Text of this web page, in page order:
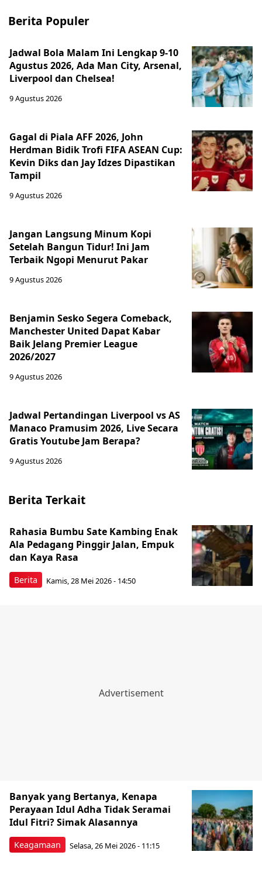
Berita Populer
Jadwal Bola Malam Ini Lengkap 9-10
Agustus 2026, Ada Man City, Arsenal,
Liverpool dan Chelsea!
9 Agustus 2026
Gagal di Piala AFF 2026, John
Herdman Bidik Trofi FIFA ASEAN Cup:
Kevin Diks dan Jay Idzes Dipastikan
Tampil
9 Agustus 2026
Jangan Langsung Minum Kopi
Setelah Bangun Tidur! Ini Jam
Terbaik Ngopi Menurut Pakar
9 Agustus 2026
Benjamin Sesko Segera Comeback,
Manchester United Dapat Kabar
Baik Jelang Premier League
2026/2027
9 Agustus 2026
Jadwal Pertandingan Liverpool vs AS
Manaco Pramusim 2026, Live Secara
Gratis Youtube Jam Berapa?
9 Agustus 2026
Berita Terkait
Berita
Rahasia Bumbu Sate Kambing Enak
Ala Pedagang Pinggir Jalan, Empuk
dan Kaya Rasa
Kamis, 28 Mei 2026 - 14:50
Keagamaan
Banyak yang Bertanya, Kenapa
Perayaan Idul Adha Tidak Seramai
Idul Fitri? Simak Alasannya
Selasa, 26 Mei 2026 - 11:15